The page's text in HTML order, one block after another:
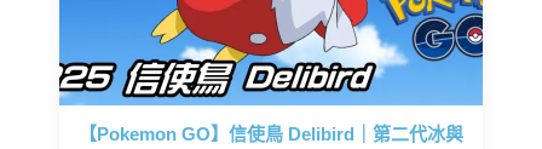
【Pokemon GO】信使鳥 Delibird｜第二代冰與